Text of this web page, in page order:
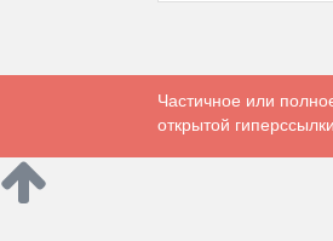
Частичное или
открытой